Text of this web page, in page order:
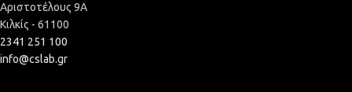
Αριστοτέλους 9Α
Κιλκίς - 61100
2341 251 100
info@cslab.gr